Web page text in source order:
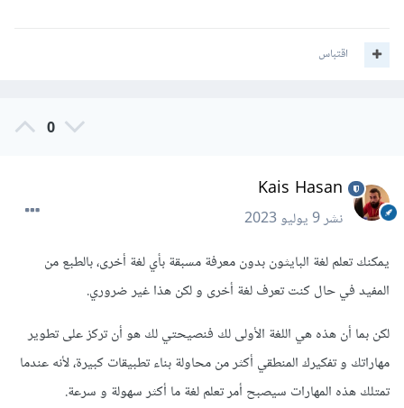
اقتباس
0
Kais Hasan
نشر9 يوليو 2023
يمكنك تعلم لغة البايثون بدون معرفة مسبقة بأي لغة أخرى، بالطبع من
المفيد في حال كنت تعرف لغة أخرى و لكن هذا غير ضروري.
لكن بما أن هذه هي اللغة الأولى لك فنصيحتي لك هو أن تركز على تطوير
مهاراتك و تفكيرك المنطقي أكثر من محاولة بناء تطبيقات كبيرة، ﻷنه عندما
تمتلك هذه المهارات سيصبح أمر تعلم لغة ما أكثر سهولة و سرعة.